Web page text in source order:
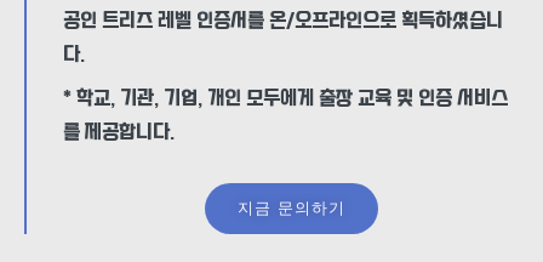
공인 트리즈 레벨 인증서를 온/오프라인으로 획득하셨습니
다.
* 학교, 기관, 기업, 개인 모두에게 출장 교육 및 인증 서비스
를 제공합니다.
지금 문의하기